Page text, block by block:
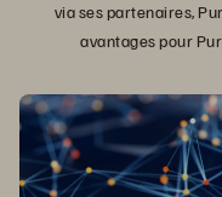
via ses partenaires,
avantages pour